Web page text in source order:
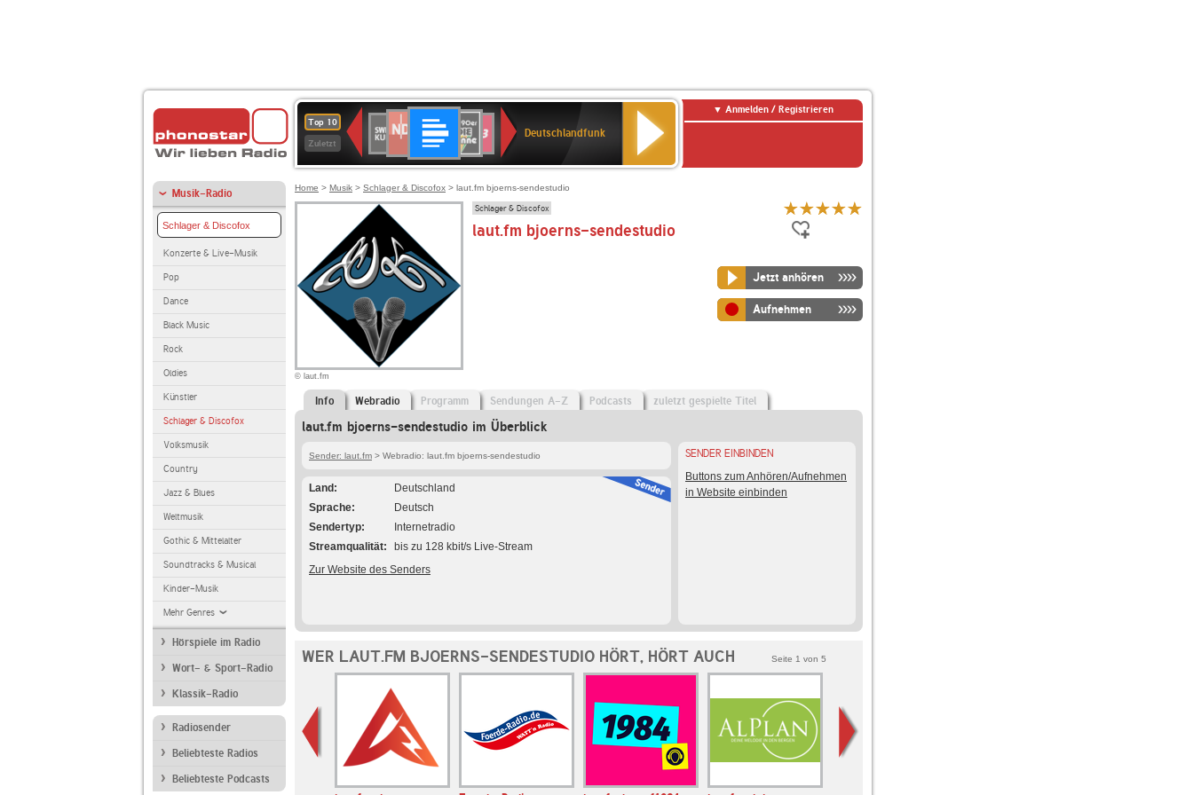
Top 10
Zuletzt
Deutschlandfunk
80er
90er
OLDIE
ANTENNE
SWR3
SWR
Kultur
2
Deutschlandfunk
Anmelden / Registrieren
Musik-Radio
Schlager & Discofox
Konzerte & Live-Musik
Pop
Dance
Black Music
Rock
Oldies
Künstler
Schlager & Discofox
Volksmusik
Country
Jazz & Blues
Weltmusik
Gothic & Mittelalter
Soundtracks & Musical
Kinder-Musik
Mehr Genres
Hörspiele im Radio
Wort- & Sport-Radio
Klassik-Radio
Radiosender
Beliebteste Radios
Beliebteste Podcasts
Home > Musik > Schlager & Discofox > laut.fm bjoerns-sendestudio
© laut.fm
Schlager & Discofox
laut.fm bjoerns-sendestudio
Jetzt anhören
Aufnehmen
Info Webradio Programm Sendungen A-Z Podcasts zuletzt gespielte Titel
laut.fm bjoerns-sendestudio im Überblick
Sender: laut.fm > Webradio: laut.fm bjoerns-sendestudio
Land
Deutschland
Sprache
Deutsch
Sendertyp
Internetradio
Streamqualität
bis zu 128 kbit/s Live-Stream
Zur Website des Senders
SENDER EINBINDEN
Buttons zum Anhören/Aufnehmen
in Website einbinden
WER LAUT.FM BJOERNS-SENDESTUDIO HÖRT, HÖRT AUCH Seite 1 von 5